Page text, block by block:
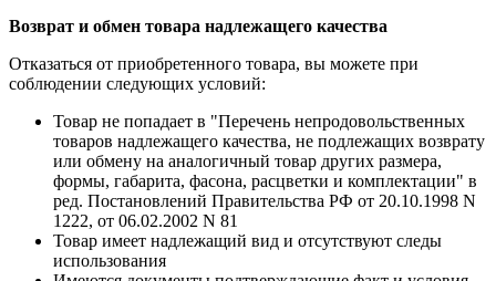
Возврат и обмен товара надлежащего качества
Отказаться от приобретенного товара, вы можете при
соблюдении следующих условий:
Товар не попадает в "Перечень непродовольственных
товаров надлежащего качества, не подлежащих возврату
или обмену на аналогичный товар других размера,
формы, габарита, фасона, расцветки и комплектации" в
ред. Постановлений Правительства РФ от 20.10.1998 N
1222, от 06.02.2002 N 81
Товар имеет надлежащий вид и отсутствуют следы
использования